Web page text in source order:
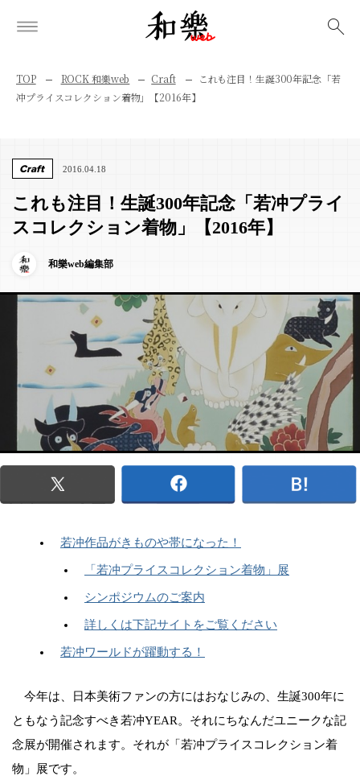
TOP ROCK 和樂web Craft
これも注目！生誕300年記念「若
冲プライスコレクション着物」【2016年】
Craft 2016.04.18
これも注目！生誕300年記念「若冲プライ
スコレクション着物」【2016年】
和樂web編集部
若冲作品がきものや帯になった！
「若冲プライスコレクション着物」展
シンポジウムのご案内
詳しくは下記サイトをご覧ください
若冲ワールドが躍動する！
今年は、日本美術ファンの方にはおなじみの、生誕300年に
ともなう記念すべき若冲YEAR。それにちなんだユニークな記
念展が開催されます。それが「若冲プライスコレクション着
物」展です。